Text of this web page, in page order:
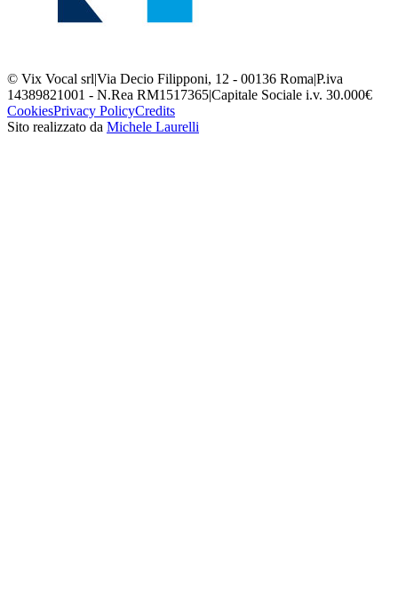
© Vix Vocal srl|Via Decio Filipponi, 12 - 00136 Roma|P.iva
14389821001 - N.Rea RM1517365|Capitale Sociale i.v. 30.000€
CookiesPrivacy PolicyCredits
Sito realizzato da Michele Laurelli